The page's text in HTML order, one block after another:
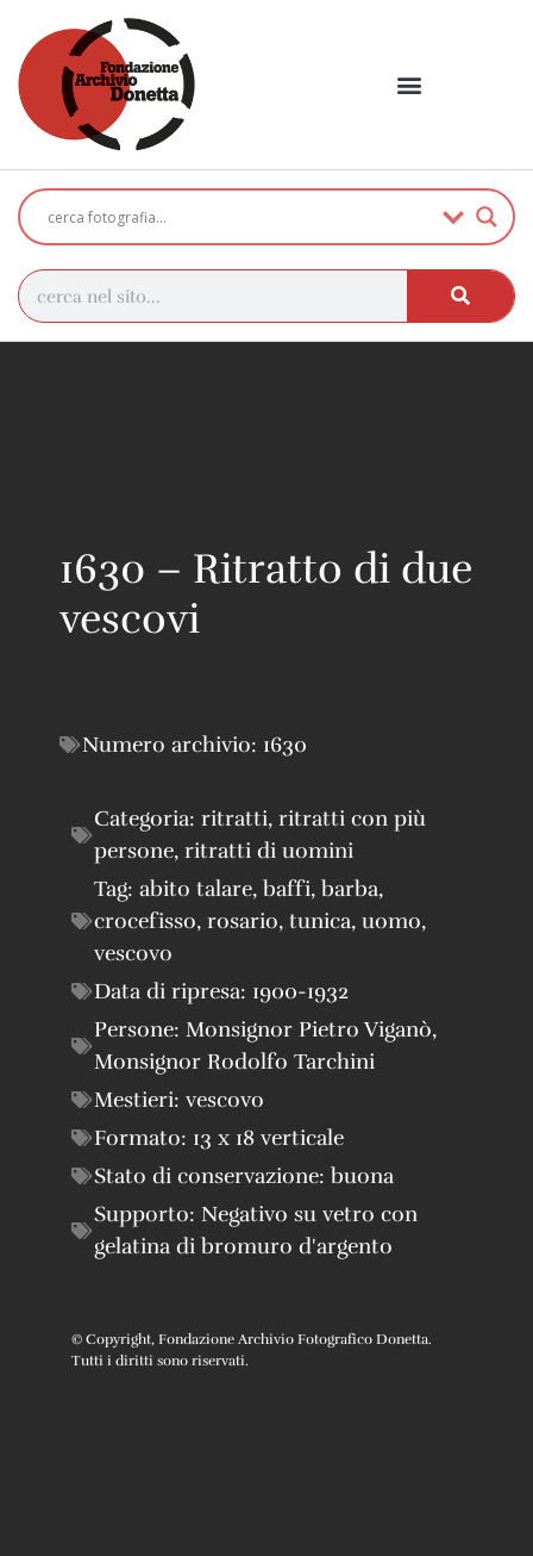
1630 – Ritratto di due
vescovi
Numero archivio: 1630
Categoria: ritratti, ritratti con più
persone, ritratti di uomini
Tag: abito talare, baffi, barba,
crocefisso, rosario, tunica, uomo,
vescovo
Data di ripresa: 1900-1932
Persone: Monsignor Pietro Viganò,
Monsignor Rodolfo Tarchini
Mestieri: vescovo
Formato: 13 x 18 verticale
Stato di conservazione: buona
Supporto: Negativo su vetro con
gelatina di bromuro d'argento
© Copyright, Fondazione Archivio Fotografico Donetta.
Tutti i diritti sono riservati.